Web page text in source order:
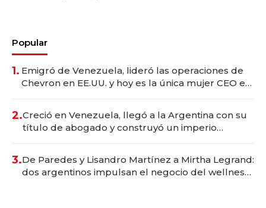
Popular
1. Emigró de Venezuela, lideró las operaciones de
Chevron en EE.UU. y hoy es la única mujer CEO en
2.Creció en Venezuela, llegó a la Argentina con su
título de abogado y construyó un imperio
3.De Paredes y Lisandro Martínez a Mirtha Legrand:
dos argentinos impulsan el negocio del wellness